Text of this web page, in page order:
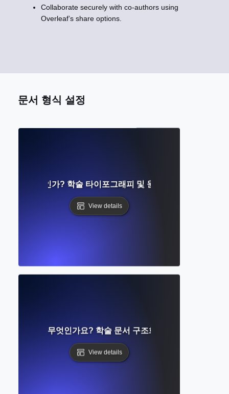
Collaborate securely with co-authors using
Overleaf’s share options.
문서 형식 설정
이란 무엇인가? 학술 타이포그래피 및 원고 가독성에 대한 가
View details
드라인이란 무엇인가요? 학술 문서 구조화에 대한 단계별 가
View details